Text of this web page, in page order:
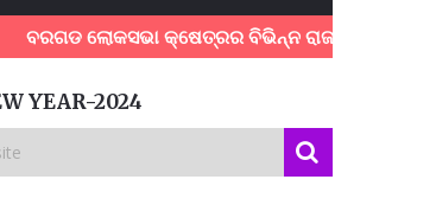
ଲୋକସଭା କ୍ଷେତ୍ରର ବିଭିନ୍ନ ରାଜମାର୍ଗ ର ତ୍ବରାନ୍ବିତ
YEAR-2024